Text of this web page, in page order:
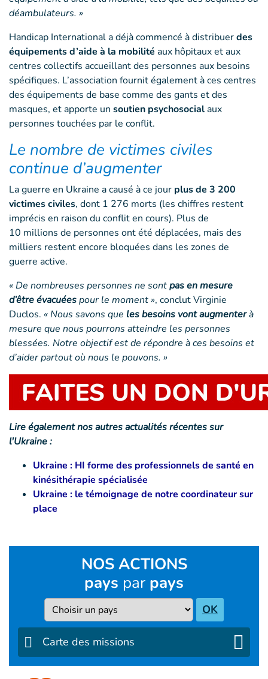
déambulateurs. »
Handicap International a déjà commencé à distribuerdes
équipements d’aide à la mobilité aux hôpitaux et aux
centres collectifs accueillant des personnes aux besoins
spécifiques. L’association fournit également à ces centres
des équipements de base comme des gants et des
masques, et apporte un soutien psychosocialaux
personnes touchées par le conflit.
Le nombre de victimes civiles
continue d’augmenter
La guerre en Ukraine a causé à ce jour plus de 3 200
victimes civiles, dont 1 276 morts (les chiffres restent
imprécis en raison du conflit en cours). Plus de
10 millions de personnes ont été déplacées, mais des
milliers restent encore bloquées dans les zones de
guerre active.
« De nombreuses personnes ne sontpas en mesure
d’être évacuéespour le moment », conclut Virginie
Duclos. « Nous savons que les besoins vont augmenterà
mesure que nous pourrons atteindre les personnes
blessées. Notre objectif est de répondre à ces besoins et
d’aider partout où nous le pouvons. »
Lire également nos autres actualités récentes sur
l'Ukraine :
Ukraine : HI forme des professionnels de santé en
kinésithérapie spécialisée
Ukraine : le témoignage de notre coordinateur sur
place
NOS ACTIONS
pays par pays
Pays OK
Carte des missions